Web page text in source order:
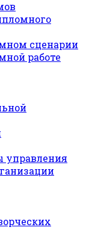
сценарии
работе
управления